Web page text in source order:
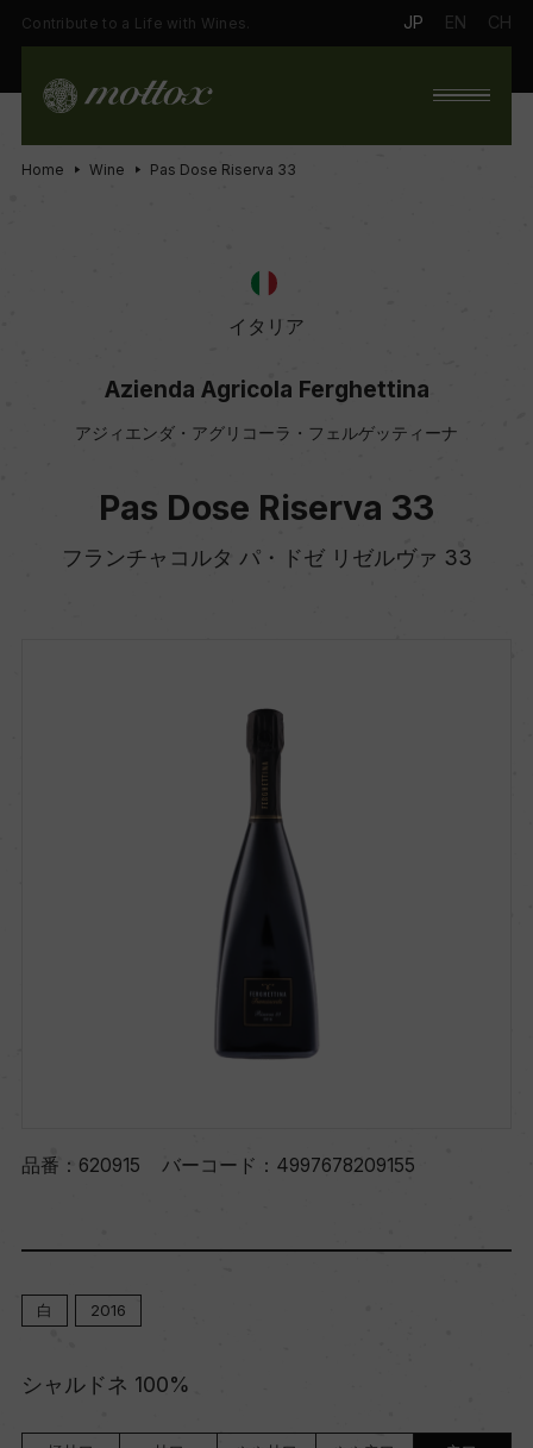
Contribute to a Life with Wines. JP EN CH
Home Wine Pas Dose Riserva 33
イタリア
Azienda Agricola Ferghettina
アジィエンダ・アグリコーラ・フェルゲッティーナ
Pas Dose Riserva 33
フランチャコルタ パ・ドゼ リゼルヴァ 33
品番： 620915 バーコード： 4997678209155
白 2016
シャルドネ 100%